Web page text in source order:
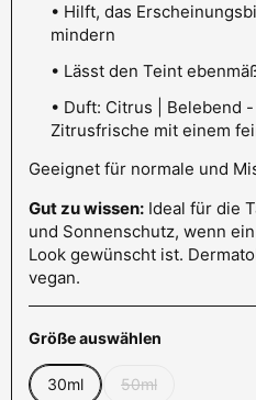
• Hilft, das
mindern
• Lässt den Teint
• Duft: Citrus | Belebend
Zitrusfrische mit einem
Geeignet für normale und
Gut zu wissen: Ideal für die
und Sonnenschutz, wenn
Look gewünscht ist.
vegan.
Größe auswählen
30ml 50ml